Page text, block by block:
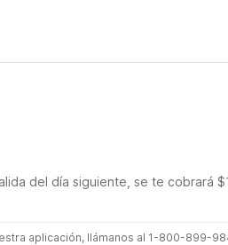
del día siguiente, se te cobrará
aplicación, llámanos al 1-800-899-